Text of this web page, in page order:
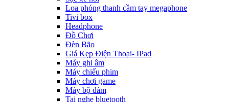
Loa phóng thanh cầm tay megaphone
Tivi box
Headphone
Đồ Chơi
Đèn Bão
Giá Kẹp Điện Thoại- IPad
Máy ghi âm
Máy chiếu phim
Máy chơi game
Máy bộ đàm
Tai nghe bluetooth